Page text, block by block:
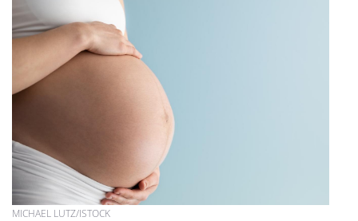
MICHAEL LUTZ/ISTOCK